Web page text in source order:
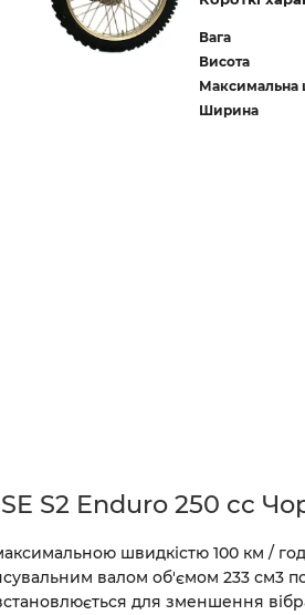
Вага
Висота
Максимальна
Ширина
S2 Enduro 250 cc
швидкістю 100 км /
валом об'ємом 233 см3
для зменшення